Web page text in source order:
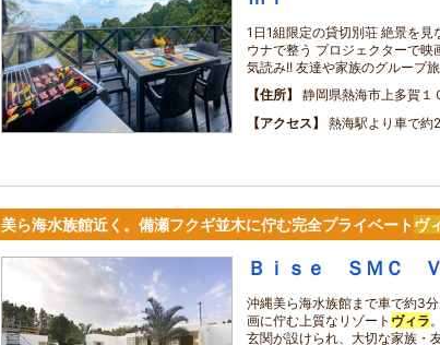
1日1組限定の貸切別荘 絶景を
ウナで整う プロジェクターで
気読み!! 友達や家族のグループ
住所
静岡県熱海市上多賀１
アクセス
熱海駅より車で約
美ら海水族館近く。備瀬フクギ並木に佇む完全プライベートヴ
Ｂｉｓｅ ＳＭＣ Ｖ
沖縄美ら海水族館まで車で約3
画に佇む上質なリゾート ヴィラ
玄関が設けられ、大切な家族・